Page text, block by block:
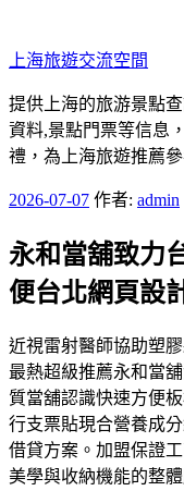
至
主
要
內
容
上海旅遊交流空間
提供上海的旅游景點
資料,景點門票等信息
禮，為上海旅遊推薦參
發
於
2026-07-07 作者: admin
永和當舖致力
便台北網頁設
近視雷射醫師協助塑
最熱超級推薦永和當
質當舖認識快速方便
行支票貼現合營養成
借貸方案。加盟保證
美學與收納機能的整